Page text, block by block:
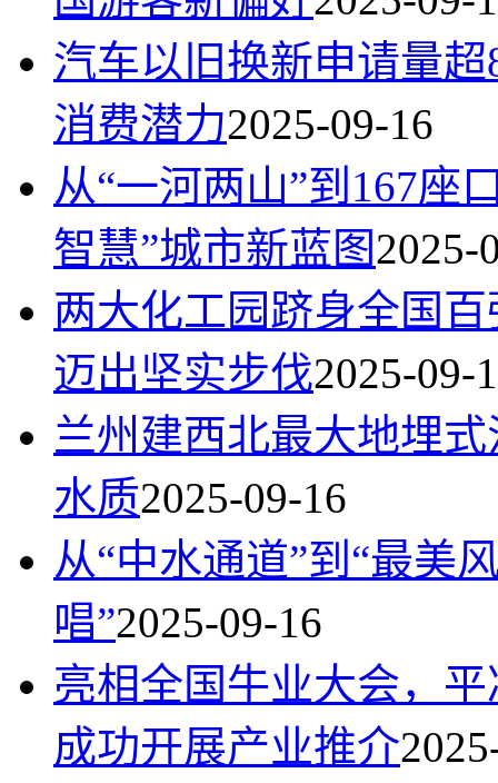
汽车以旧换新申请量
消费潜力2025-09-16
从“一河两山”到167座
智慧”城市新蓝图2025-
两大化工园跻身全国
迈出坚实步伐2025-09-
兰州建西北最大地埋
水质2025-09-16
从“中水通道”到“最美
唱”2025-09-16
亮相全国牛业大会，
成功开展产业推介